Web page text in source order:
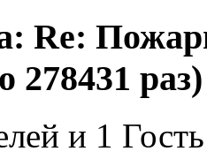
Re:
278431 раз)
и 1